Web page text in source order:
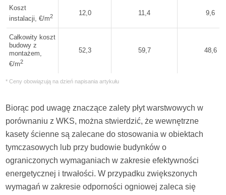
Koszt
instalacji, €/m2 12,0 11,4 9,6
Całkowity koszt
budowy z
montażem,
€/m2
52,3 59,7 48,6
* Ceny obowiązują na dzień napisania artykułu
Biorąc pod uwagę znaczące zalety płyt warstwowych w
porównaniu z WKS, można stwierdzić, że wewnętrzne
kasety ścienne są zalecane do stosowania w obiektach
tymczasowych lub przy budowie budynków o
ograniczonych wymaganiach w zakresie efektywności
energetycznej i trwałości. W przypadku zwiększonych
wymagań w zakresie odporności ogniowej zaleca się